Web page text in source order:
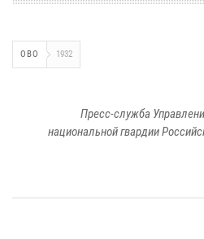
ОВО 1932
Пресс-служба
национальной гвардии